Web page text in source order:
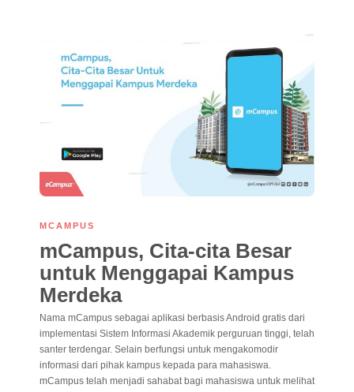
MCAMPUS
mCampus, Cita-cita Besar
untuk Menggapai Kampus
Merdeka
Nama mCampus sebagai aplikasi berbasis Android gratis dari
implementasi Sistem Informasi Akademik perguruan tinggi, telah
santer terdengar. Selain berfungsi untuk mengakomodir
informasi dari pihak kampus kepada para mahasiswa.
mCampus telah menjadi sahabat bagi mahasiswa untuk melihat